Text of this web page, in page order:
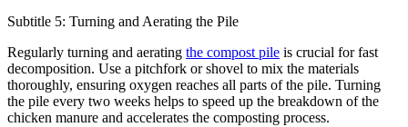
Subtitle 5: Turning and Aerating the Pile
Regularly turning and aerating the compost pile is crucial for fast
decomposition. Use a pitchfork or shovel to mix the materials
thoroughly, ensuring oxygen reaches all parts of the pile. Turning
the pile every two weeks helps to speed up the breakdown of the
chicken manure and accelerates the composting process.